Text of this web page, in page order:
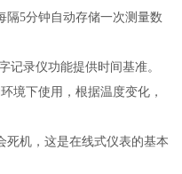
隔5分钟自动存储一次测量数
记录仪功能提供时间基准。
境下使用，根据温度变化，
死机，这是在线式仪表的基本